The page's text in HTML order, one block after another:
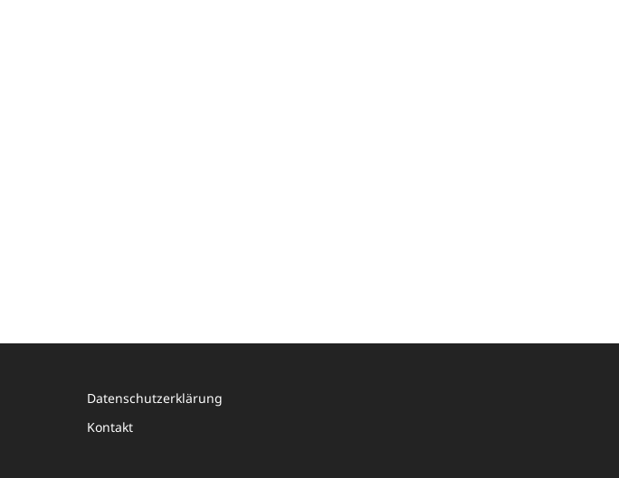
Datenschutzerklärung
Kontakt